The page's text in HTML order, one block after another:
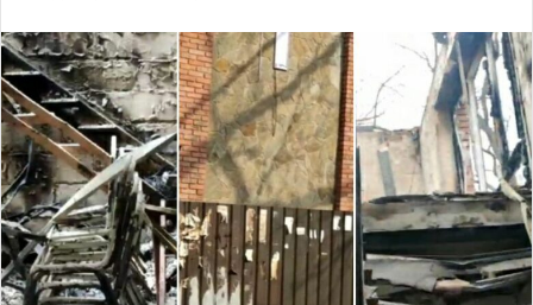
a
n
e
m
a
i
l